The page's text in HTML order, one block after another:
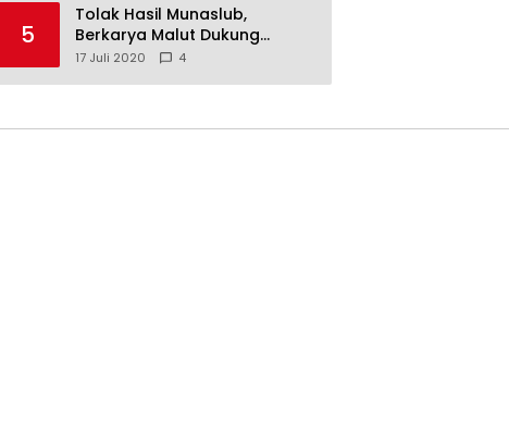
5
Tolak Hasil Munaslub,
Berkarya Malut Dukung
Tommy Soeharto
17 Juli 2020 4